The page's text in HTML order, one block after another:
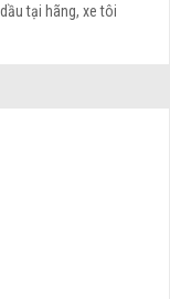
tại hãng, xe tôi